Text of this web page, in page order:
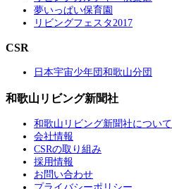
夢いっぱい保育園
リビングフェスタ2017
CSR
日本宇宙少年団和歌山分団
和歌山リビング新聞社
和歌山リビング新聞社について
会社情報
CSRの取り組み
採用情報
お問い合わせ